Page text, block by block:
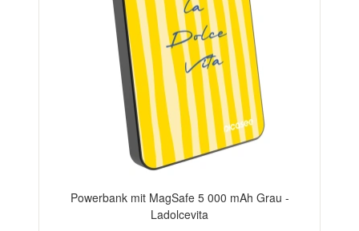
Powerbank mit MagSafe 5 000 mAh Grau -
Ladolcevita